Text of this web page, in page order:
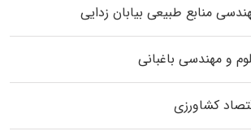
منابع طبیعی بیابان زدایی
و مهندسی باغبانی
کشاورزی